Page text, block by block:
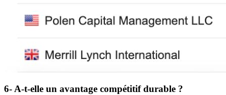
6- A-t-elle un avantage compétitif durable ?